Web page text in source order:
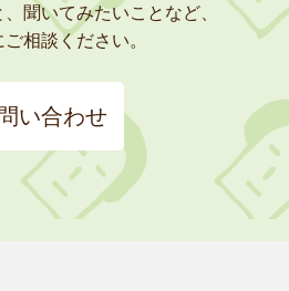
聞いてみたいことなど、
相談ください。
い合わせ